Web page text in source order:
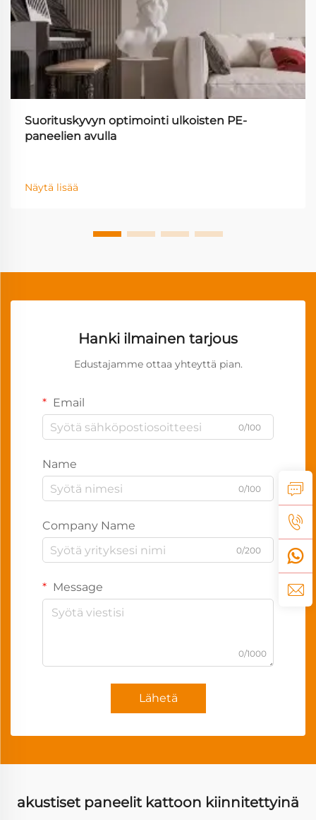
Suorituskyvyn optimointi ulkoisten PE-
paneelien avulla
Näytä lisää
Hanki ilmainen tarjous
Edustajamme ottaa yhteyttä pian.
Email
0/100
Name
0/100
Company Name
0/200
Message
0/1000
Lähetä
akustiset paneelit kattoon kiinnitettyinä